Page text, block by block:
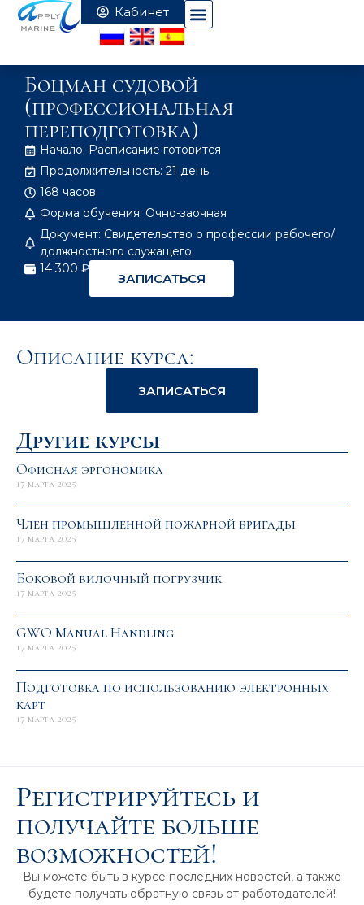
Боцман судовой
(профессиональная
переподготовка)
Начало: Расписание готовится
Продолжительность: 21 день
168 часов
Форма обучения: Очно-заочная
Документ: Свидетельство о профессии рабочего/
должностного служащего
14 300 ₽
ЗАПИСАТЬСЯ
Описание курса:
ЗАПИСАТЬСЯ
Другие курсы
Офисная эргономика
17 марта 2025
Член промышленной пожарной бригады
17 марта 2025
Боковой вилочный погрузчик
17 марта 2025
GWO Manual Handling
17 марта 2025
Подготовка по использованию электронных
карт
17 марта 2025
Регистрируйтесь и
получайте больше
возможностей!
Вы можете быть в курсе последних новостей, а также
будете получать обратную связь от работодателей!